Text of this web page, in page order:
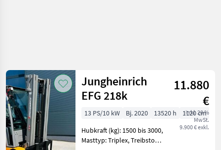
Jungheinrich
EFG 218k
11.880
€
inkl. 20 %
MwSt.
9.900 € exkl.
13 PS/10 kW Bj. 2020 13520 h
1120 cm
Hubkraft (kg): 1500 bis 3000,
Masttyp: Triplex, Treibstoff: